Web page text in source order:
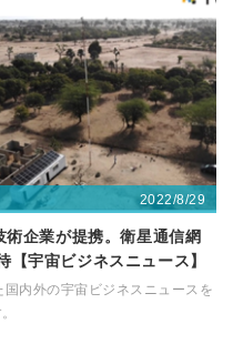
2022/8/29
企業が提携。衛星通信網
宇宙ビジネスニュース】
内外の宇宙ビジネスニュースを